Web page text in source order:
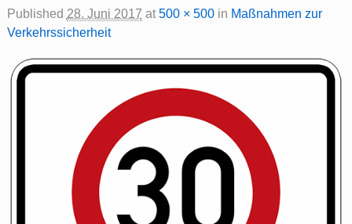
Published 28. Juni 2017 at 500 × 500in Maßnahmen zur
Verkehrssicherheit